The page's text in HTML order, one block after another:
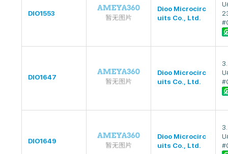
DIO1553
Dioo Microcirc
uits Co., Ltd.
DIO1647
Dioo Microcirc
uits Co., Ltd.
DIO1649
Dioo Microcirc
uits Co., Ltd.